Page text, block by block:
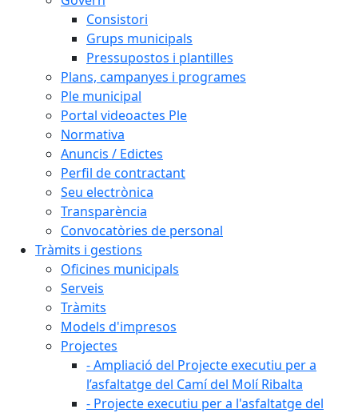
Consistori
Grups municipals
Pressupostos i plantilles
Plans, campanyes i programes
Ple municipal
Portal videoactes Ple
Normativa
Anuncis / Edictes
Perfil de contractant
Seu electrònica
Transparència
Convocatòries de personal
Tràmits i gestions
Oficines municipals
Serveis
Tràmits
Models d'impresos
Projectes
- Ampliació del Projecte executiu per a
l’asfaltatge del Camí del Molí Ribalta
- Projecte executiu per a l'asfaltatge del